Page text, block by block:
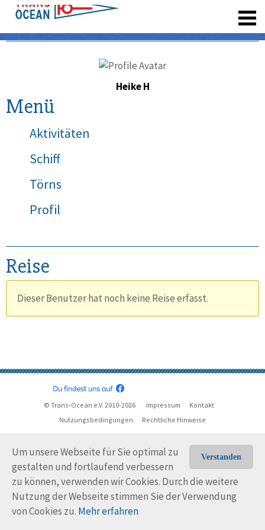
Verstanden
Um unsere Webseite für Sie optimal zu
gestalten und fortlaufend verbessern
zu können, verwenden wir Cookies. Durch die weitere
Nutzung der Webseite stimmen Sie der Verwendung
von Cookies zu. Mehr erfahren
Heike H
Menü
Aktivitäten
Schiff
Törns
Profil
Reise
Dieser Benutzer hat noch keine Reise erfasst.
© Trans-Ocean e.V. 2010-2026 Impressum
Kontakt
Nutzungsbedingungen
Rechtliche Hinweise